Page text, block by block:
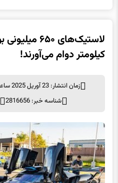
کیلومتر دوام می‌آورند!
زمان انتشار: 23 آوریل 2025 ساعت 16:38
شناسه خبر: 2816656